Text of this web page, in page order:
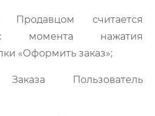
считается
момента нажатия
«Оформить заказ»;
Пользователь